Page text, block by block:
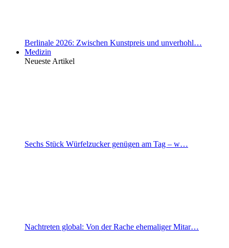
Berlinale 2026: Zwischen Kunstpreis und unverhohl…
Medizin
Neueste Artikel
Sechs Stück Würfelzucker genügen am Tag – w…
Nachtreten global: Von der Rache ehemaliger Mitar…